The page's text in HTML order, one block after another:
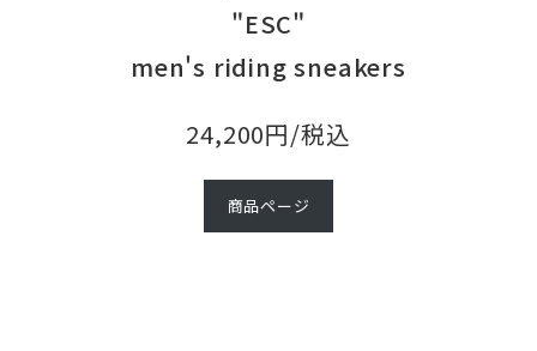
"ESC"
men's riding sneakers
24,200円/税込
商品ページ